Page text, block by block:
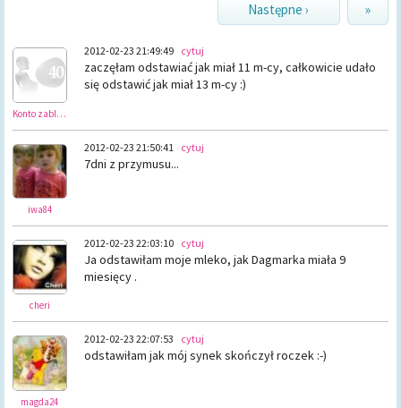
Następne › »
Konto zablokowane
2012-02-23 21:49:49 cytuj
zaczęłam odstawiać jak miał 11 m-cy, całkowicie udało
się odstawić jak miał 13 m-cy :)
iwa84
2012-02-23 21:50:41 cytuj
7dni z przymusu...
cheri
2012-02-23 22:03:10 cytuj
Ja odstawiłam moje mleko, jak Dagmarka miała 9
miesięcy .
magda24
2012-02-23 22:07:53 cytuj
odstawiłam jak mój synek skończył roczek :-)